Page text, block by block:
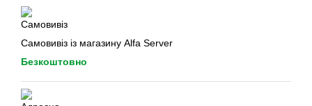
Самовивіз із магазину Alfa Server
Безкоштовно